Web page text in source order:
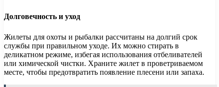
Долговечность и уход
Жилеты для охоты и рыбалки рассчитаны на долгий срок
службы при правильном уходе. Их можно стирать в
деликатном режиме, избегая использования отбеливателей
или химической чистки. Храните жилет в проветриваемом
месте, чтобы предотвратить появление плесени или запаха.